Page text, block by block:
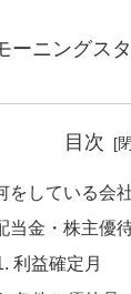
ニングス
目次
をしている会
当金・株主優
利益確定月